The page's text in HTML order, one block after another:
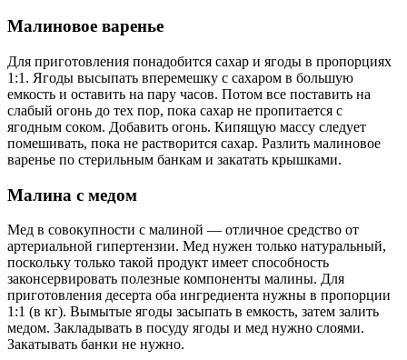
Малиновое варенье
Для приготовления понадобится сахар и ягоды в пропорциях
1:1. Ягоды высыпать вперемешку с сахаром в большую
емкость и оставить на пару часов. Потом все поставить на
слабый огонь до тех пор, пока сахар не пропитается с
ягодным соком. Добавить огонь. Кипящую массу следует
помешивать, пока не растворится сахар. Разлить малиновое
варенье по стерильным банкам и закатать крышками.
Малина с медом
Мед в совокупности с малиной — отличное средство от
артериальной гипертензии. Мед нужен только натуральный,
поскольку только такой продукт имеет способность
законсервировать полезные компоненты малины. Для
приготовления десерта оба ингредиента нужны в пропорции
1:1 (в кг). Вымытые ягоды засыпать в емкость, затем залить
медом. Закладывать в посуду ягоды и мед нужно слоями.
Закатывать банки не нужно.